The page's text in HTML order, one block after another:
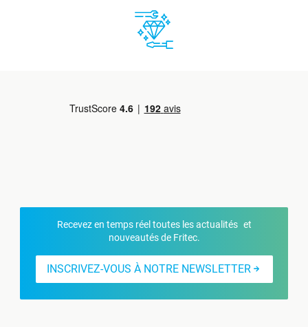
Recevez en temps réel toutes les actualités et
nouveautés de Fritec.
INSCRIVEZ-VOUS À NOTRE NEWSLETTER